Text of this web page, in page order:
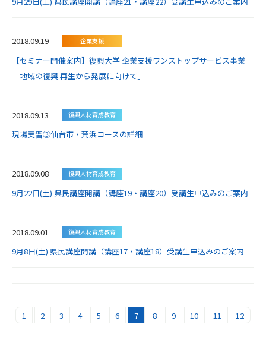
2018.09.19 企業支援
【セミナー開催案内】復興大学 企業支援ワンストップサービス事業
「地域の復興 再生から発展に向けて」
2018.09.13 復興人材育成教育
現場実習③仙台市・荒浜コースの詳細
2018.09.08 復興人材育成教育
9月22日(土) 県民講座開講（講座19・講座20）受講生申込みのご案内
2018.09.01 復興人材育成教育
9月8日(土) 県民講座開講（講座17・講座18）受講生申込みのご案内
1 2 3 4 5 6 7 8 9 10 11 12